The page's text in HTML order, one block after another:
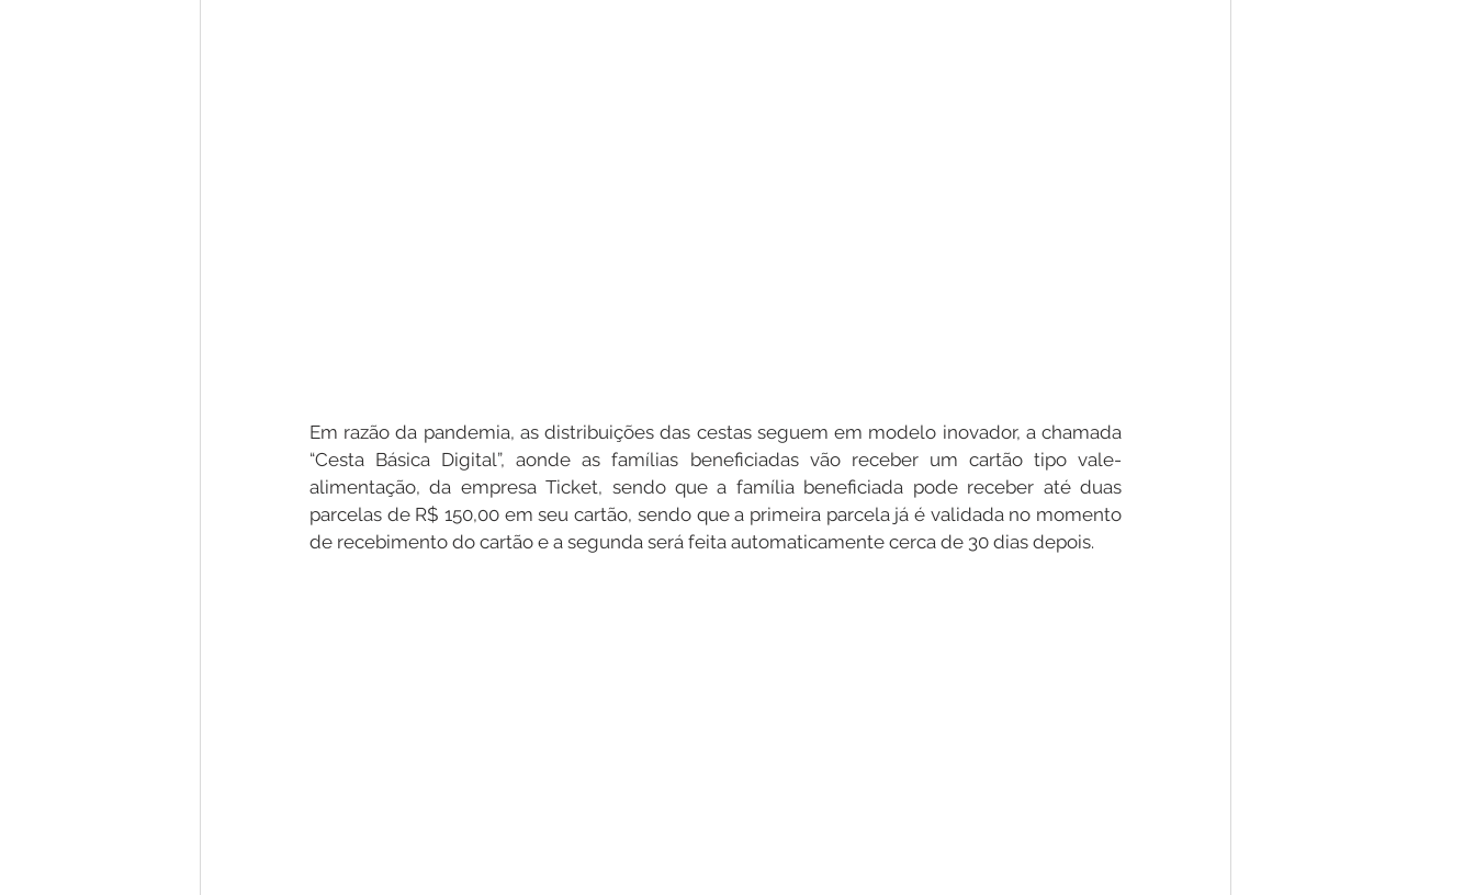
Em razão da pandemia, as distribuições das cestas seguem em modelo inovador, a chamada
“Cesta Básica Digital”, aonde as famílias beneficiadas vão receber um cartão tipo vale-
alimentação, da empresa Ticket, sendo que a família beneficiada pode receber até duas
parcelas de R$ 150,00 em seu cartão, sendo que a primeira parcela já é validada no momento
de recebimento do cartão e a segunda será feita automaticamente cerca de 30 dias depois.